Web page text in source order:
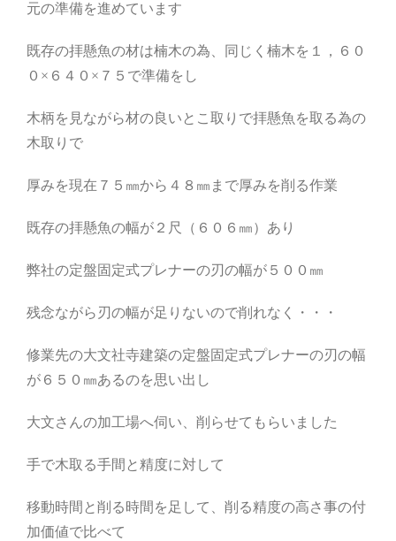
元の準備を進めています
既存の拝懸魚の材は楠木の為、同じく楠木を１，６０
０×６４０×７５で準備をし
木柄を見ながら材の良いとこ取りで拝懸魚を取る為の
木取りで
厚みを現在７５㎜から４８㎜まで厚みを削る作業
既存の拝懸魚の幅が２尺（６０６㎜）あり
弊社の定盤固定式プレナーの刃の幅が５００㎜
残念ながら刃の幅が足りないので削れなく・・・
修業先の大文社寺建築の定盤固定式プレナーの刃の幅
が６５０㎜あるのを思い出し
大文さんの加工場へ伺い、削らせてもらいました
手で木取る手間と精度に対して
移動時間と削る時間を足して、削る精度の高さ事の付
加価値で比べて